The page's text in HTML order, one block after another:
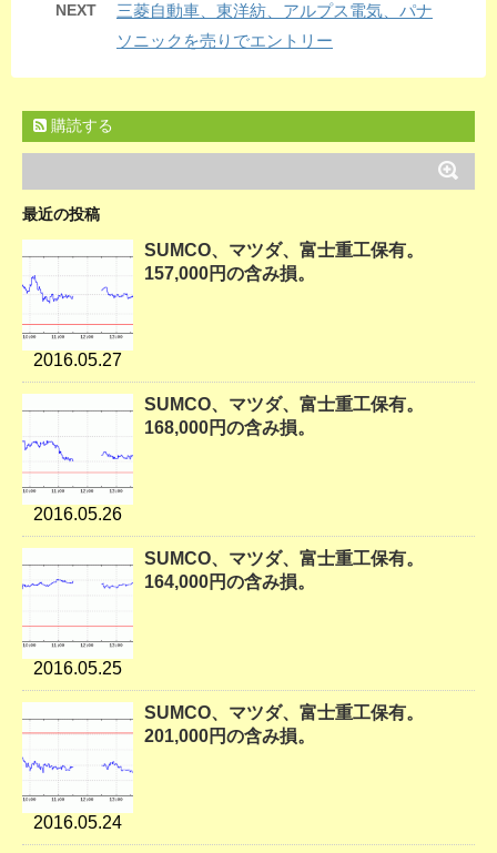
NEXT
三菱自動車、東洋紡、アルプス電気、パナ
ソニックを売りでエントリー
購読する
最近の投稿
2016.05.27
SUMCO、マツダ、富士重工保有。
157,000円の含み損。
2016.05.26
SUMCO、マツダ、富士重工保有。
168,000円の含み損。
2016.05.25
SUMCO、マツダ、富士重工保有。
164,000円の含み損。
2016.05.24
SUMCO、マツダ、富士重工保有。
201,000円の含み損。